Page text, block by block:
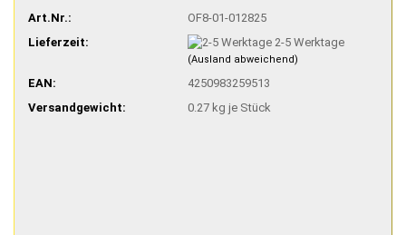
Art.Nr.:
OF8-01-012825
Lieferzeit:
2-5 Werktage
(Ausland abweichend)
EAN:
4250983259513
Versandgewicht:
0.27kg je Stück